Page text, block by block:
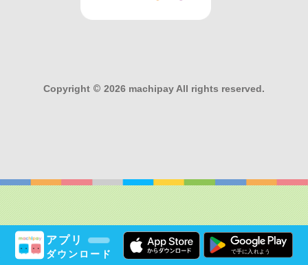
アプリ
ダウンロード
Copyright © 2026 machipay All rights reserved.